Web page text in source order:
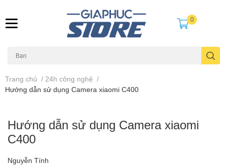
0
Trang chủ / 24h công nghệ /
Hướng dẫn sử dụng Camera xiaomi C400
Hướng dẫn sử dụng Camera xiaomi
C400
Nguyễn Tính